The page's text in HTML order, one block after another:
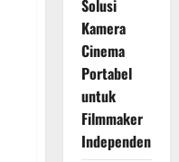
Solusi
Kamera
Cinema
Portabel
untuk
Filmmaker
Independen